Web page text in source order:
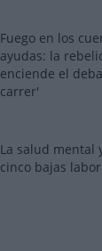
Fuego en los
ayudas: la
enciende el
carrer'
La salud mental
cinco bajas